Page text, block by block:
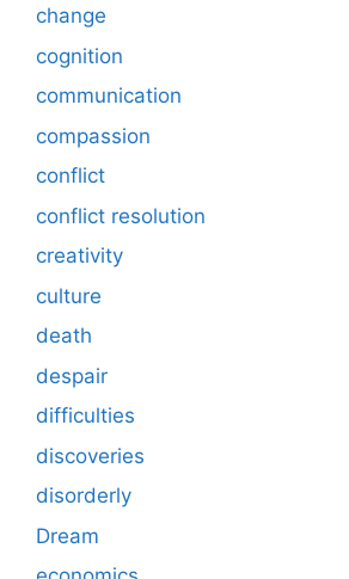
change
cognition
communication
compassion
conflict
conflict resolution
creativity
culture
death
despair
difficulties
discoveries
disorderly
Dream